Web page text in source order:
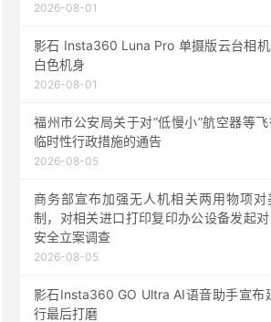
2026-08-01
影石 Insta360 Luna Pro 单摄版云台相机
白色机身
2026-08-01
福州市公安局关于对“低慢小”航空器等
临时性行政措施的通告
2026-08-05
商务部宣布加强无人机相关两用物项对
制，对相关进口打印复印办公设备发起
安全立案调查
2026-08-05
影石Insta360 GO Ultra AI语音助手宣布
行最后打磨